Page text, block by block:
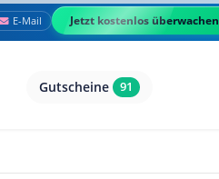
E-Mail Jetzt kostenlos überwachen
Gutscheine 91